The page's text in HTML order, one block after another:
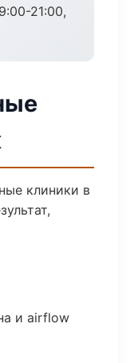
21:00,
клиники в
и airflow